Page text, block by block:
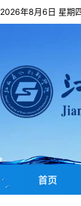
2026年8月6日 星期
首页